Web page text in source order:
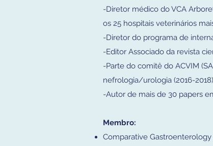
-Diretor médico do VCA
os 25 hospitais veterinários
-Diretor do programa de
-Editor Associado da revista
-Parte do comitê do ACVIM
nefrologia/urologia (2016-
-Autor de mais de 30 papers
Membro:
Comparative Gastroenterology